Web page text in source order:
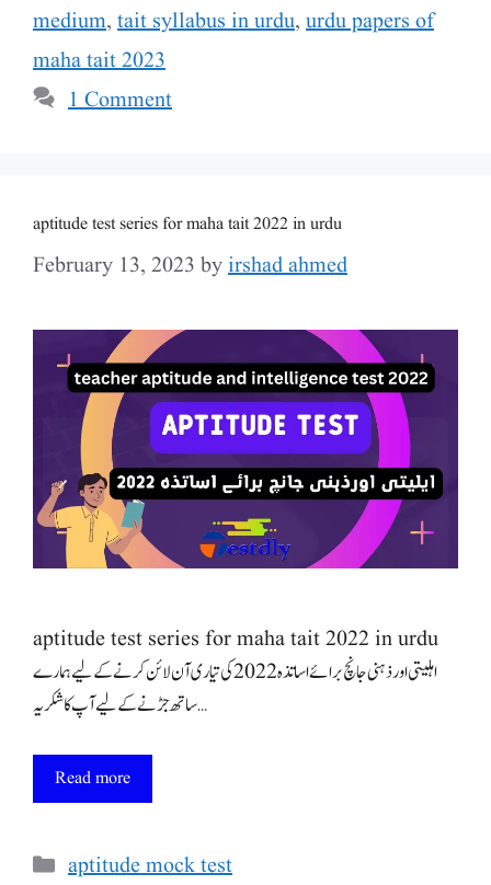
medium, tait syllabus in urdu, urdu papers of
maha tait 2023
1 Comment
aptitude test series for maha tait 2022 in urdu
February 13, 2023 byirshad ahmed
aptitude test series for maha tait 2022 in urdu
اہلیتی اورذہنی جانچ برائے اساتذہ 2022 کی تیاری آن لائن کرنے کے لیے ہمارے
ساتھ جڑنے کے لیے آپ کا شکریہ …
Read more
Categories
aptitude mock test